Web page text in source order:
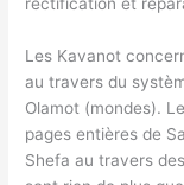
Les Kavanot
au travers du
Olamot (mondes).
pages entières de
Shefa au travers